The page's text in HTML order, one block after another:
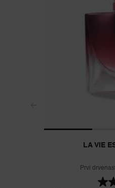
LA VIE
Prvi